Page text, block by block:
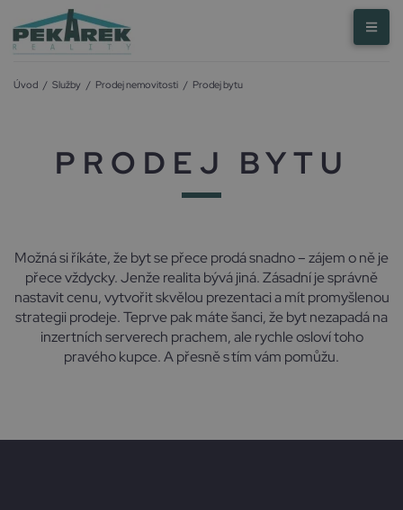
Úvod / Služby / Prodej nemovitosti / Prodej bytu
PRODEJ BYTU
Možná si říkáte, že byt se přece prodá snadno – zájem o ně je
přece vždycky. Jenže realita bývá jiná. Zásadní je správně
nastavit cenu, vytvořit skvělou prezentaci a mít promyšlenou
strategii prodeje. Teprve pak máte šanci, že byt nezapadá na
inzertních serverech prachem, ale rychle osloví toho
pravého kupce. A přesně s tím vám pomůžu.